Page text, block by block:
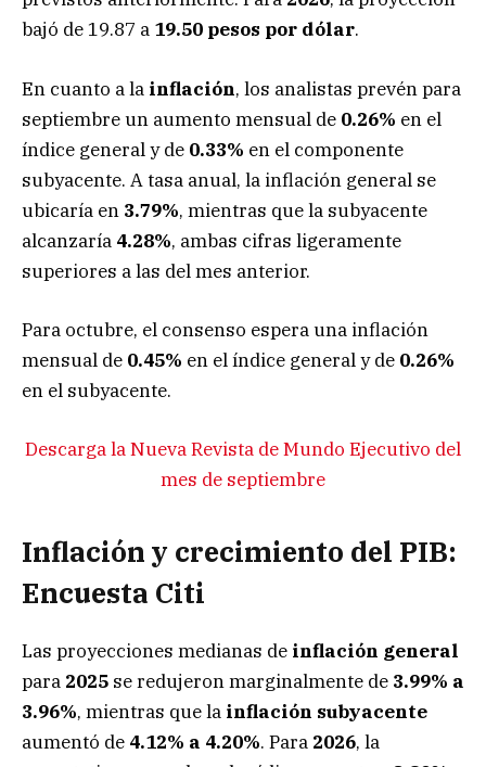
bajó de 19.87 a 19.50 pesos por dólar.
En cuanto a la inflación, los analistas prevén para
septiembre un aumento mensual de 0.26% en el
índice general y de 0.33% en el componente
subyacente. A tasa anual, la inflación general se
ubicaría en 3.79%, mientras que la subyacente
alcanzaría 4.28%, ambas cifras ligeramente
superiores a las del mes anterior.
Para octubre, el consenso espera una inflación
mensual de 0.45% en el índice general y de 0.26%
en el subyacente.
Descarga la Nueva Revista de Mundo Ejecutivo del
mes de septiembre
Inflación y crecimiento del PIB:
Encuesta Citi
Las proyecciones medianas de inflación general
para 2025 se redujeron marginalmente de 3.99% a
3.96%, mientras que la inflación subyacente
aumentó de 4.12% a 4.20%. Para 2026, la